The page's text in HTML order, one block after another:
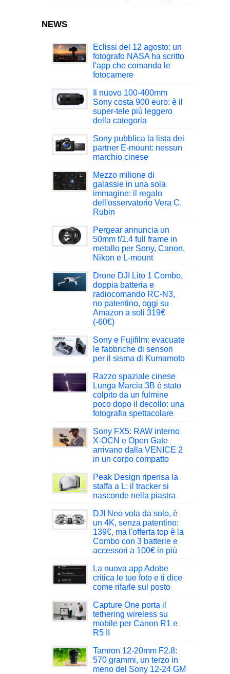
NEWS
Eclissi del 12 agosto: un
fotografo NASA ha scritto
l'app che comanda le
fotocamere
Il nuovo 100-400mm
Sony costa 900 euro: è il
super-tele più leggero
della categoria
Sony pubblica la lista dei
partner E-mount: nessun
marchio cinese
Mezzo milione di
galassie in una sola
immagine: il regalo
dell'osservatorio Vera C.
Rubin
Pergear annuncia un
50mm f/1.4 full frame in
metallo per Sony, Canon,
Nikon e L-mount
Drone DJI Lito 1 Combo,
doppia batteria e
radiocomando RC-N3,
no patentino, oggi su
Amazon a soli 319€
(-60€)
Sony e Fujifilm: evacuate
le fabbriche di sensori
per il sisma di Kumamoto
Razzo spaziale cinese
Lunga Marcia 3B è stato
colpito da un fulmine
poco dopo il decollo: una
fotografia spettacolare
Sony FX5: RAW interno
X-OCN e Open Gate
arrivano dalla VENICE 2
in un corpo compatto
Peak Design ripensa la
staffa a L: il tracker si
nasconde nella piastra
DJI Neo vola da solo, è
un 4K, senza patentino:
139€, ma l'offerta top è la
Combo con 3 batterie e
accessori a 100€ in più
La nuova app Adobe
critica le tue foto e ti dice
come rifarle sul posto
Capture One porta il
tethering wireless su
mobile per Canon R1 e
R5 II
Tamron 12-20mm F2.8:
570 grammi, un terzo in
meno del Sony 12-24 GM